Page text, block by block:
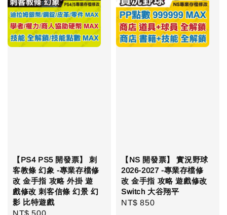
【PS4 PS5 開發票】 刺
客教條 幻象 -專業存檔修
改 金手指 攻略 外掛 遊
戲修改 刺客信條 幻景 幻
影 比特遊戲
Regular
NT$ 500
【NS 開發票】 實況野球
2026-2027 -專業存檔修
改 金手指 攻略 遊戲修改
Switch 大谷翔平
Regular
NT$ 850